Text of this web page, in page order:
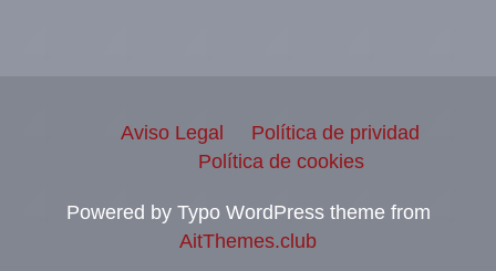
Aviso Legal
Política de prividad
Política de cookies
Powered by Typo WordPress theme from
AitThemes.club